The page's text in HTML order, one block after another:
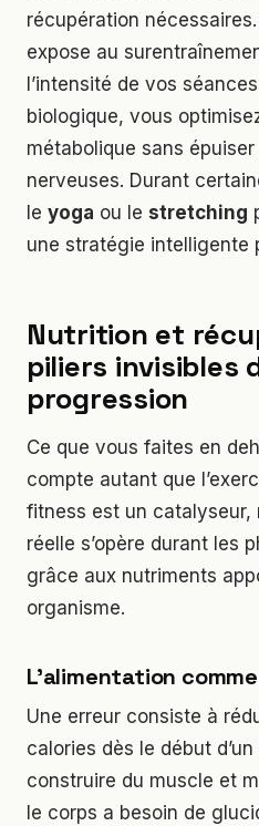
récupération
expose au
l’intensité de vos
biologique, vous
métabolique sans
nerveuses. Durant
le yoga ou le stretching
une stratégie intelligente
Nutrition et
piliers invisibles
progression
Ce que vous faites en
compte autant que
fitness est un catalyseur,
réelle s’opère durant les
grâce aux nutriments
organisme.
L’alimentation
Une erreur consiste à
calories dès le début
construire du muscle et
le corps a besoin de